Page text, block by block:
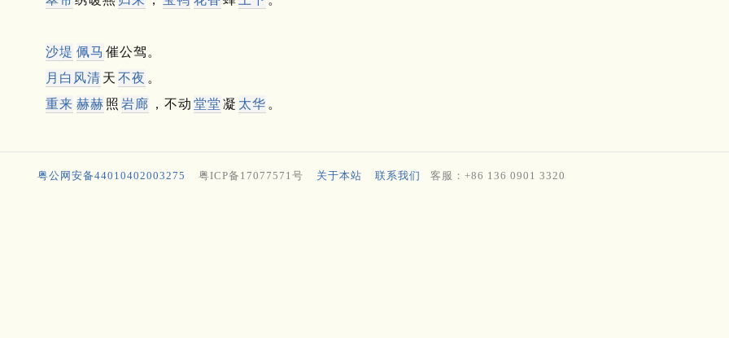
沙堤 佩马 催公驾。
月白风清 天 不夜 。
重来 赫赫 照 岩廊 ，不动 堂堂 凝 太华 。
粤公网安备44010402003275 粤ICP备17077571号 关于本站 联系我们 客服：+86 136 0901 3320